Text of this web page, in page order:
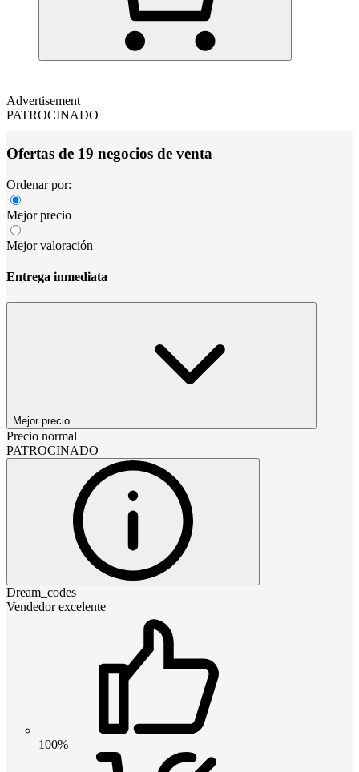
Advertisement
PATROCINADO
Ofertas de 19 negocios de venta
Ordenar por:
Mejor precio
Mejor valoración
Entrega inmediata
Mejor precio
Precio normal
PATROCINADO
Dream_codes
Vendedor excelente
100%